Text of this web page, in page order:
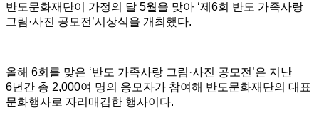
반도문화재단이 가정의 달 5월을 맞아 ‘제6회 반도 가족사랑
그림·사진 공모전’시상식을 개최했다.
올해 6회를 맞은 ‘반도 가족사랑 그림·사진 공모전’은 지난
6년간 총 2,000여 명의 응모자가 참여해 반도문화재단의 대표
문화행사로 자리매김한 행사이다.